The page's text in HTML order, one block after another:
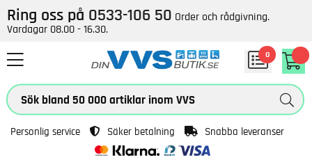
Ring oss på 0533-106 50 Order och rådgivning.
Vardagar 08.00 - 16.30.
0
Personlig service Säker betalning Snabba leveranser